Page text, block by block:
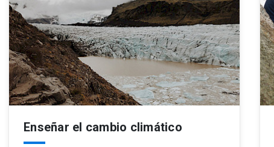
Enseñar el cambio climático